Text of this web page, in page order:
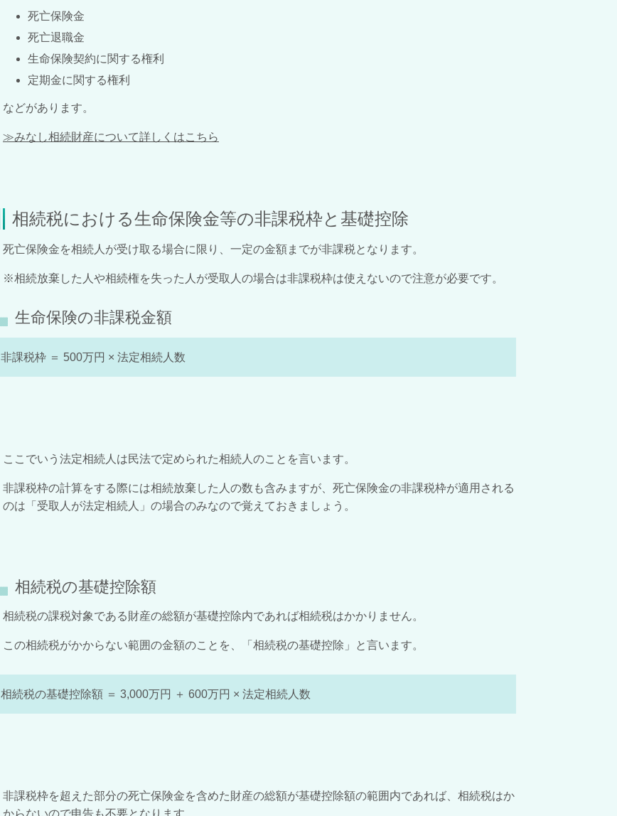
死亡保険金
死亡退職金
生命保険契約に関する権利
定期金に関する権利
などがあります。
≫みなし相続財産について詳しくはこちら
相続税における生命保険金等の非課税枠と基礎控除
死亡保険金を相続人が受け取る場合に限り、一定の金額までが非課税となります。
※相続放棄した人や相続権を失った人が受取人の場合は非課税枠は使えないので注意が必要です。
生命保険の非課税金額
非課税枠 ＝ 500万円 × 法定相続人数
ここでいう法定相続人は民法で定められた相続人のことを言います。
非課税枠の計算をする際には相続放棄した人の数も含みますが、死亡保険金の非課税枠が適用される
のは「受取人が法定相続人」の場合のみなので覚えておきましょう。
相続税の基礎控除額
相続税の課税対象である財産の総額が基礎控除内であれば相続税はかかりません。
この相続税がかからない範囲の金額のことを、「相続税の基礎控除」と言います。
相続税の基礎控除額 ＝ 3,000万円 ＋ 600万円 × 法定相続人数
非課税枠を超えた部分の死亡保険金を含めた財産の総額が基礎控除額の範囲内であれば、相続税はか